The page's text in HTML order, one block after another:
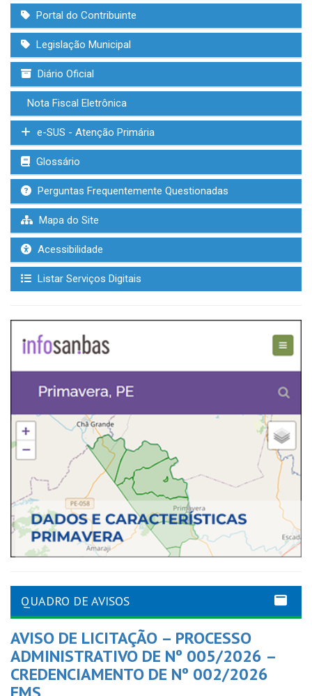
Portal do Contribuinte
Legislação Municipal
Diário Oficial
Nota Fiscal Eletrônica
e-SUS - Atenção Primária
Glossário
Perguntas Frequentemente Questionadas
Mapa do Site
Acessibilidade
Listar Serviços Digitais
QUADRO DE AVISOS
AVISO DE LICITAÇÃO – PROCESSO
ADMINISTRATIVO DE Nº 005/2026 –
CREDENCIAMENTO DE Nº 002/2026